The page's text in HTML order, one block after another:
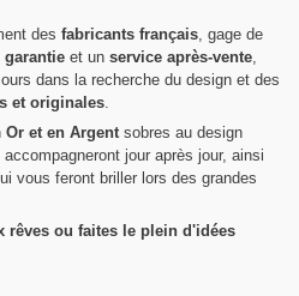
des fabricants français , gage de
garantie et un service après-vente
dans la recherche du design et des
et originales
Or et en Argent sobres au design
jour après jour, ainsi
vous feront briller lors des grandes
rêves ou faites le plein d'idées